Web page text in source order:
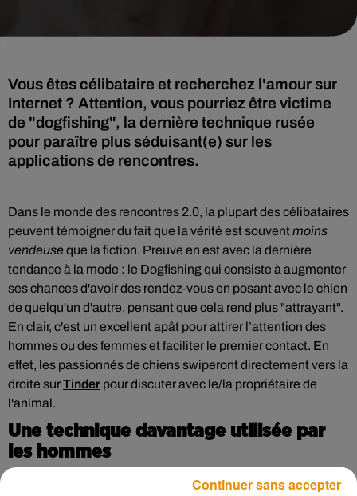
Vous êtes célibataire et recherchez l'amour sur
Internet ? Attention, vous pourriez être victime
de "dogfishing", la dernière technique rusée
pour paraître plus séduisant(e) sur les
applications de rencontres.
Dans le monde des rencontres 2.0, la plupart des célibataires
peuvent témoigner du fait que la vérité est souventmoins
vendeuseque la fiction. Preuve en est avec la dernière
tendance à la mode : le Dogfishing qui consiste à augmenter
ses chances d'avoir des rendez-vousen posant avec le chien
de quelqu'un d'autre, pensant que cela rend plus "attrayant".
En clair, c'est un excellent apât pour attirer l’attention des
hommes ou des femmes et faciliter le premier contact. En
effet, les passionnés de chiens swiperont directement vers la
droite surTinder pour discuter avec le/la propriétaire de
l'animal.
Une technique davantage utilisée par
les hommes
Si cette pratique est principalement utilisée par les hommes,
Continuer sans accepter